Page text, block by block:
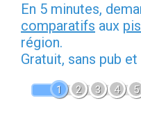
En 5 minutes,
comparatifs aux
région.
Gratuit, sans pub
1 2 3 4 5